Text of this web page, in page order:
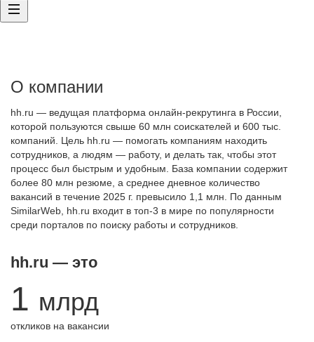
О компании
hh.ru — ведущая платформа онлайн-рекрутинга в России,
которой пользуются свыше 60 млн соискателей и 600 тыс.
компаний. Цель hh.ru — помогать компаниям находить
сотрудников, а людям — работу, и делать так, чтобы этот
процесс был быстрым и удобным. База компании содержит
более 80 млн резюме, а среднее дневное количество
вакансий в течение 2025 г. превысило 1,1 млн. По данным
SimilarWeb, hh.ru входит в топ-3 в мире по популярности
среди порталов по поиску работы и сотрудников.
hh.ru — это
1 млрд
откликов на вакансии